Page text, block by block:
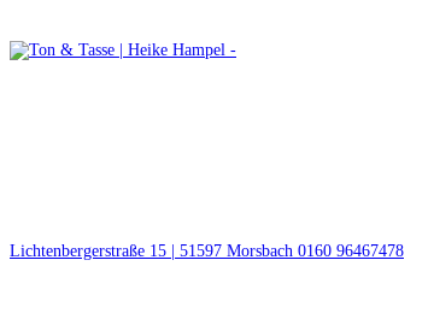
Lichtenbergerstraße 15 | 51597 Morsbach 0160 96467478